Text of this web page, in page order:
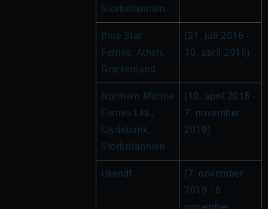
Storbritannien.
Blue Star
Ferries, Athen,
Grækenland
(21. juli 2016 -
10. april 2018)
Northern Marine
Ferries Ltd.,
Clydebank,
Storbritannien
(10. april 2018 -
7. november
2019)
Ukendt
(7. november
2019 - 6.